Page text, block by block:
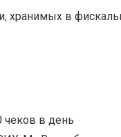
хранимых в
чеков в день